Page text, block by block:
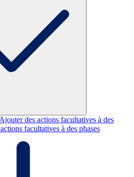
Ajouter des actions facultatives à des
facultatives à des phases